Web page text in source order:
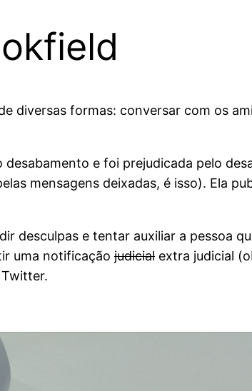
diversas formas: conversar com os
desabamento e foi prejudicada pelo
mensagens deixadas, é isso). Ela
desculpas e tentar auxiliar a pessoa
uma notificação judicial extra judicial